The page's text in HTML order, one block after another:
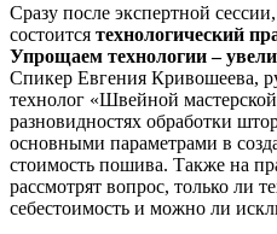
Сразу после экспертной сессии,
состоится технологический
Упрощаем технологии –
Спикер Евгения Кривошеева,
технолог «Швейной
разновидностях обработки
основными параметрами в
стоимость пошива. Также на
рассмотрят вопрос, только ли
себестоимость и можно ли